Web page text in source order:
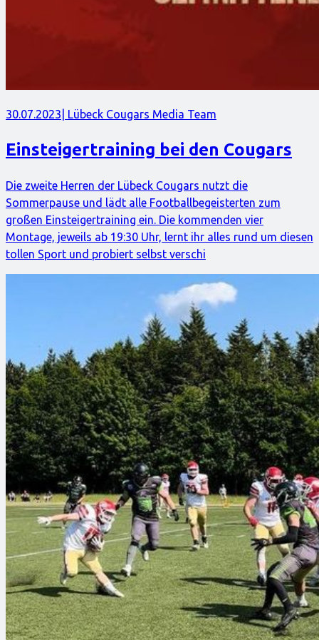
30.07.2023 | Lübeck Cougars Media Team
Einsteigertraining bei den Cougars
Die zweite Herren der Lübeck Cougars nutzt die
Sommerpause und lädt alle Footballbegeisterten zum
großen Einsteigertraining ein. Die kommenden vier
Montage, jeweils ab 19:30 Uhr, lernt ihr alles rund um diesen
tollen Sport und probiert selbst verschi